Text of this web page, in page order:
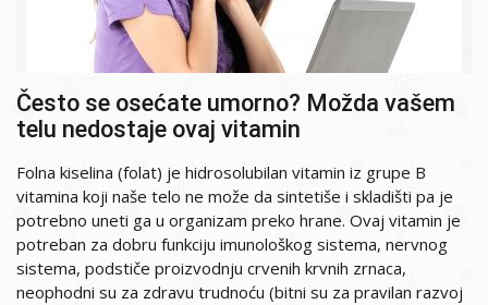
Često se osećate umorno? Možda vašem
telu nedostaje ovaj vitamin
Folna kiselina (folat) je hidrosolubilan vitamin iz grupe B
vitamina koji naše telo ne može da sintetiše i skladišti pa je
potrebno uneti ga u organizam preko hrane. Ovaj vitamin je
potreban za dobru funkciju imunološkog sistema, nervnog
sistema, podstiče proizvodnju crvenih krvnih zrnaca,
neophodni su za zdravu trudnoću (bitni su za pravilan razvoj